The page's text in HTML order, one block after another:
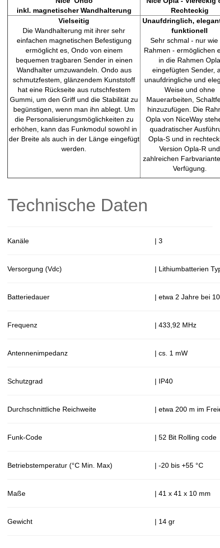
inkl. magnetischer Wandhalterung
Rechteckig
Vielseitig
Die Wandhalterung mit ihrer sehr
einfachen magnetischen Befestigung
ermöglicht es, Ondo von einem
bequemen tragbaren Sender in einen
Wandhalter umzuwandeln. Ondo aus
schmutzfestem, glänzendem Kunststoff
hat eine Rückseite aus rutschfestem
Gummi, um den Griff und die Stabilität zu
begünstigen, wenn man ihn ablegt. Um
die Personalisierungsmöglichkeiten zu
erhöhen, kann das Funkmodul sowohl in
der Breite als auch in der Länge eingefügt
werden.
Unaufdringlich,
funktionell
Sehr schmal - nur wie
Rahmen - ermöglichen
in die Rahmen Opla
eingefügten Sender,
unaufdringliche und
Weise und ohne
Mauerarbeiten,
hinzuzufügen. Die
Opla von NiceWay
quadratischer
Opla-S und in
Version Opla-R und
zahlreichen
Verfügung.
Technische Daten
Kanäle | 3
Versorgung (Vdc) | Lithiumbatterien
Batteriedauer | etwa 2 Jahre bei
Frequenz | 433,92 MHz
Antennenimpedanz | cs. 1 mW
Schutzgrad | IP40
Durchschnittliche Reichweite | etwa 200 m im
Funk-Code | 52 Bit Rolling code
Betriebstemperatur (°C Min. Max) | -20 bis +55 °C
Maße | 41 x 41 x 10 mm
Gewicht | 14 gr